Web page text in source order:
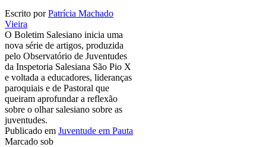
Escrito porPatrícia Machado
Vieira
O Boletim Salesiano inicia uma
nova série de artigos, produzida
pelo Observatório de Juventudes
da Inspetoria Salesiana São Pio X
e voltada a educadores, lideranças
paroquiais e de Pastoral que
queiram aprofundar a reflexão
sobre o olhar salesiano sobre as
juventudes.
Publicado em Juventude em Pauta
Marcado sob